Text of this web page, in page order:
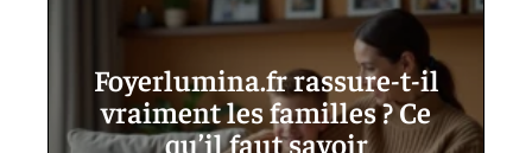
Foyerlumina.fr rassure-t-il
vraiment les familles ? Ce
qu’il faut savoir